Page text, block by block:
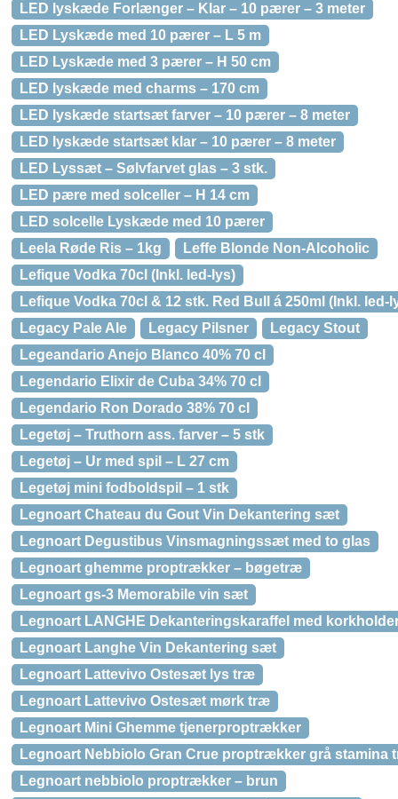
LED lyskæde Forlænger – Klar – 10 pærer – 3 meter
LED Lyskæde med 10 pærer – L 5 m
LED Lyskæde med 3 pærer – H 50 cm
LED lyskæde med charms – 170 cm
LED lyskæde startsæt farver – 10 pærer – 8 meter
LED lyskæde startsæt klar – 10 pærer – 8 meter
LED Lyssæt – Sølvfarvet glas – 3 stk.
LED pære med solceller – H 14 cm
LED solcelle Lyskæde med 10 pærer
Leela Røde Ris – 1kg
Leffe Blonde Non-Alcoholic
Lefique Vodka 70cl (Inkl. led-lys)
Lefique Vodka 70cl & 12 stk. Red Bull á 250ml (Inkl. led-
Legacy Pale Ale
Legacy Pilsner
Legacy Stout
Legeandario Anejo Blanco 40% 70 cl
Legendario Elixir de Cuba 34% 70 cl
Legendario Ron Dorado 38% 70 cl
Legetøj – Truthorn ass. farver – 5 stk
Legetøj – Ur med spil – L 27 cm
Legetøj mini fodboldspil – 1 stk
Legnoart Chateau du Gout Vin Dekantering sæt
Legnoart Degustibus Vinsmagningssæt med to glas
Legnoart ghemme proptrækker – bøgetræ
Legnoart gs-3 Memorabile vin sæt
Legnoart LANGHE Dekanteringskaraffel med
Legnoart Langhe Vin Dekantering sæt
Legnoart Lattevivo Ostesæt lys træ
Legnoart Lattevivo Ostesæt mørk træ
Legnoart Mini Ghemme tjenerproptrækker
Legnoart Nebbiolo Gran Crue proptrækker grå stamina
Legnoart nebbiolo proptrækker – brun